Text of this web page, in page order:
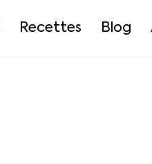
Recettes Blog